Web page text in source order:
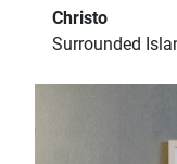
Christo
Surrounded